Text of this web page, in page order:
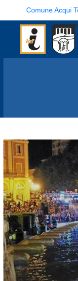
Comune Acqui